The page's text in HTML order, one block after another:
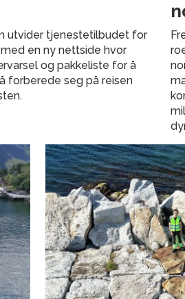
utvider tjenestetilbudet for
en ny nettside hvor
og pakkeliste for å
forberede seg på reisen